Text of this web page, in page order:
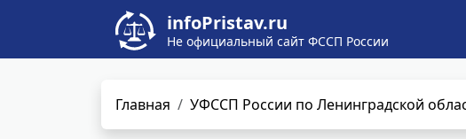
infoPristav.ru
Не официальный сайт ФССП России
Главная УФССП России по Ленинградской